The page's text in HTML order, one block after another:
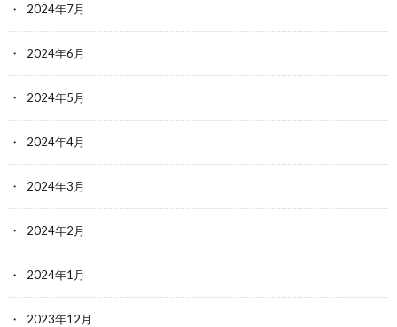
2024年7月
2024年6月
2024年5月
2024年4月
2024年3月
2024年2月
2024年1月
2023年12月